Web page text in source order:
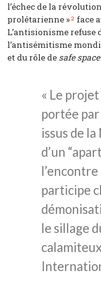
l’échec de la
prolétarienne » 2 face
L’antisionisme refuse
l’antisémitisme
et du rôle de safe space
« Le
portée
issus de
d’un
participe
le sillage